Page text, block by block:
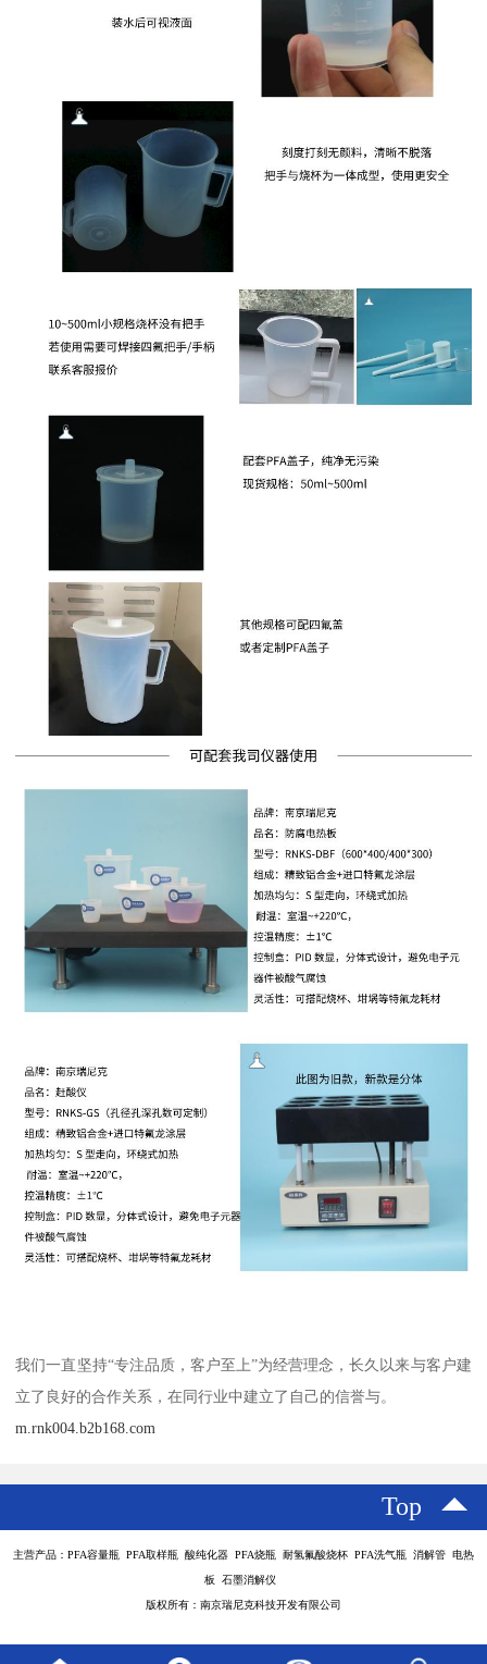
我们一直坚持“专注品质，客户至上”为经营理念，长久以来与客户建
立了良好的合作关系，在同行业中建立了自己的信誉与。
m.rnk004.b2b168.com
Top
主营产品：PFA容量瓶 PFA取样瓶 酸纯化器 PFA烧瓶 耐氢氟酸烧杯 PFA洗气瓶 消解管 电热
板 石墨消解仪
版权所有：南京瑞尼克科技开发有限公司